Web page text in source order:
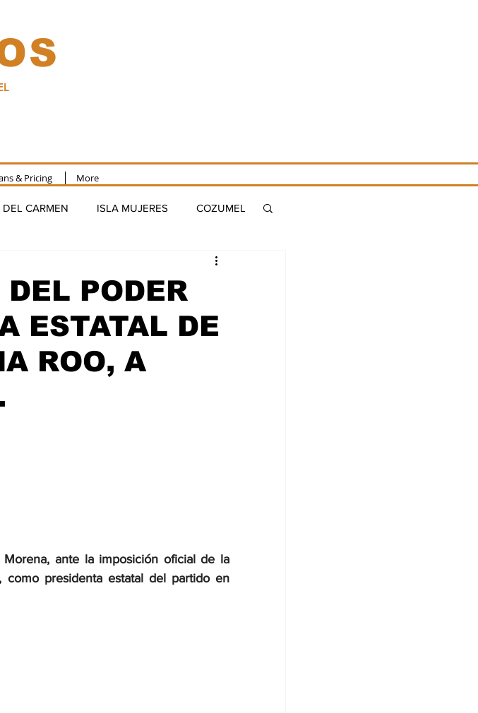
& Pricing More
DEL CARMEN ISLA MUJERES COZUMEL
MERIDA
PODER
ESTATAL DE
ROO, A
ante la imposición oficial de la
como presidenta estatal del partido en